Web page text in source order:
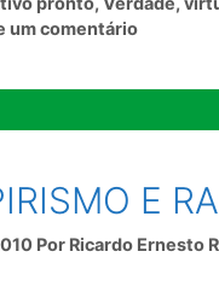
um comentário
E
Por Ricardo Ernesto